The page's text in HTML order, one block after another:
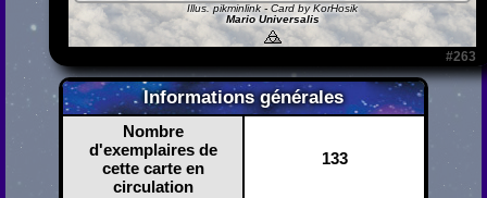
#263
Illus.pikminlink - Card by KorHosik
Mario Universalis
Informations générales
Nombre
d'exemplaires de
cette carte en
circulation
133